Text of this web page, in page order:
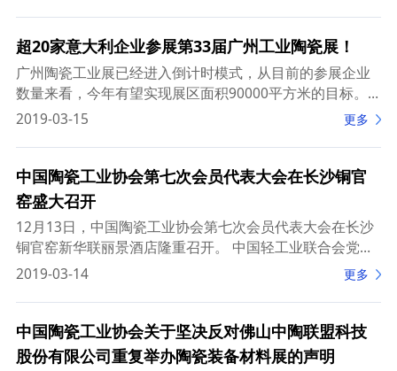
超20家意大利企业参展第33届广州工业陶瓷展！
广州陶瓷工业展已经进入倒计时模式，从目前的参展企业
数量来看，今年有望实现展区面积90000平方米的目标。
截止今日，已经确认参加广州陶瓷工业展的意大利企业数
2019-03-15 更多
中国陶瓷工业协会第七次会员代表大会在长沙铜官
窑盛大召开
12月13日，中国陶瓷工业协会第七次会员代表大会在长沙
铜官窑新华联丽景酒店隆重召开。 中国轻工业联合会党委
书记、会长张崇和，中国轻工业联合会秘书长、中国陶瓷
2019-03-14 更多
中国陶瓷工业协会关于坚决反对佛山中陶联盟科技
股份有限公司重复举办陶瓷装备材料展的声明